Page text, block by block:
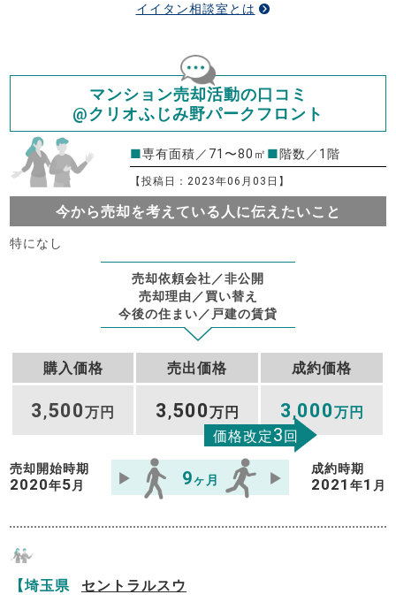
イイタン相談室とは
マンション売却活動の口コミ
@クリオふじみ野パークフロント
■専有面積／71〜80㎡ ■階数／1階
【投稿日：2023年06月03日】
今から売却を考えている人に伝えたいこと
特になし
売却依頼会社／非公開
売却理由／買い替え
今後の住まい／戸建の賃貸
購入価格 売出価格 成約価格
3 ,500万円 3 ,500万円 3 ,000万円
価格改定3回
売却開始時期
2020年5 月 9ヶ月
成約時期
2021 年1 月
【埼玉県
セントラルスウ